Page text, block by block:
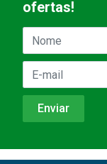
ofertas!